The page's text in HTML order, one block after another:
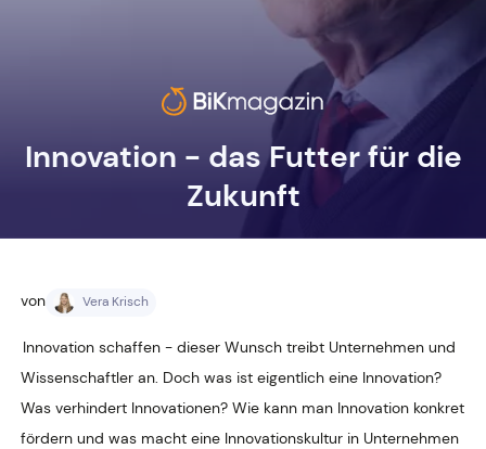
Innovation - das Futter für die
Zukunft
von Vera Krisch
Innovation schaffen - dieser Wunsch treibt Unternehmen und
Wissenschaftler an. Doch was ist eigentlich eine Innovation?
Was verhindert Innovationen? Wie kann man Innovation konkret
fördern und was macht eine Innovationskultur in Unternehmen